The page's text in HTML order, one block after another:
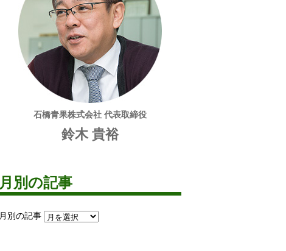
石橋青果株式会社 代表取締役
鈴木 貴裕
月別の記事
月別の記事